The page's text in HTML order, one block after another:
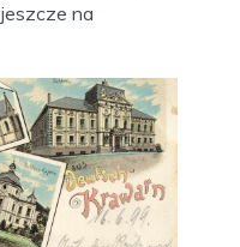
na